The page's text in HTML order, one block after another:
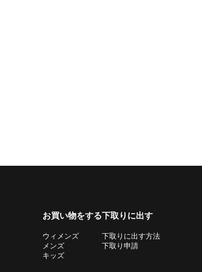
お買い物をする
ウィメンズ
メンズ
キッズ
下取りに出す
下取りに出す方法
下取り申請